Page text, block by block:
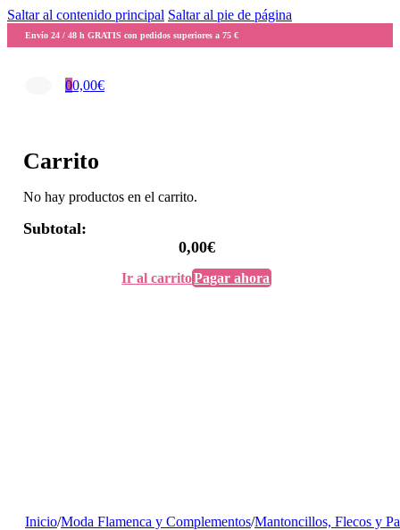
Saltar al contenido principal Saltar al pie de página
Envío 24 / 48 h GRATIS con pedidos superiores a 75 €
00,00€
Carrito
No hay productos en el carrito.
Subtotal:
0,00€
Ir al carritoPagar ahora
Inicio/Moda Flamenca y Complementos/Mantoncillos, Flecos y